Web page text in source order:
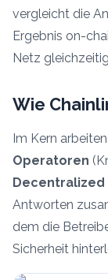
vergleicht die
Ergebnis on-
Netz
Wie
Im Kern
Operatoren
Decentralized
Antworten
dem die
Sicherheit